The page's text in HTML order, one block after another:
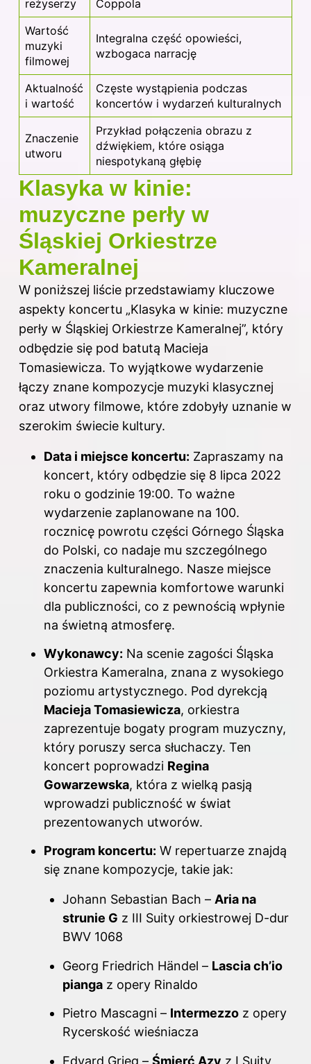
reżyserzy
Coppola
Wartość
muzyki
filmowej
Integralna część opowieści,
wzbogaca narrację
Aktualność
i wartość
Częste wystąpienia podczas
koncertów i wydarzeń kulturalnych
Znaczenie
utworu
Przykład połączenia obrazu z
dźwiękiem, które osiąga
niespotykaną głębię
Klasyka w kinie:
muzyczne perły w
Śląskiej Orkiestrze
Kameralnej
W poniższej liście przedstawiamy kluczowe
aspekty koncertu „Klasyka w kinie: muzyczne
perły w Śląskiej Orkiestrze Kameralnej”, który
odbędzie się pod batutą Macieja
Tomasiewicza. To wyjątkowe wydarzenie
łączy znane kompozycje muzyki klasycznej
oraz utwory filmowe, które zdobyły uznanie w
szerokim świecie kultury.
Data i miejsce koncertu: Zapraszamy na
koncert, który odbędzie się 8 lipca 2022
roku o godzinie 19:00. To ważne
wydarzenie zaplanowane na 100.
rocznicę powrotu części Górnego Śląska
do Polski, co nadaje mu szczególnego
znaczenia kulturalnego. Nasze miejsce
koncertu zapewnia komfortowe warunki
dla publiczności, co z pewnością wpłynie
na świetną atmosferę.
Wykonawcy: Na scenie zagości Śląska
Orkiestra Kameralna, znana z wysokiego
poziomu artystycznego. Pod dyrekcją
Macieja Tomasiewicza, orkiestra
zaprezentuje bogaty program muzyczny,
który poruszy serca słuchaczy. Ten
koncert poprowadzi Regina
Gowarzewska, która z wielką pasją
wprowadzi publiczność w świat
prezentowanych utworów.
Program koncertu: W repertuarze znajdą
się znane kompozycje, takie jak:
Johann Sebastian Bach – Aria na
strunie G z III Suity orkiestrowej D-dur
BWV 1068
Georg Friedrich Händel – Lascia ch’io
pianga z opery Rinaldo
Pietro Mascagni – Intermezzo z opery
Rycerskość wieśniacza
Edvard Grieg – Śmierć Azy z I Suity